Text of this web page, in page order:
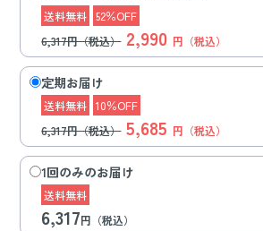
送料無料
52％OFF
6,317円（税込） 2,990 円（税込）
定期お届け
送料無料
10％OFF
6,317円（税込） 5,685 円（税込）
1回のみのお届け
送料無料
6,317円（税込）